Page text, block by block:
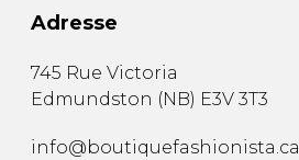
Adresse
745 Rue Victoria
Edmundston (NB) E3V 3T3
info@boutiquefashionista.ca